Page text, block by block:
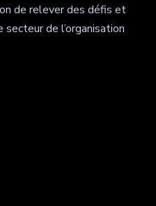
de relever des défis et
secteur de l’organisation